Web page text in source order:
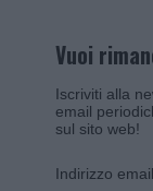
Vuoi
Iscriviti alla
email
sul sito web!
Indirizzo email